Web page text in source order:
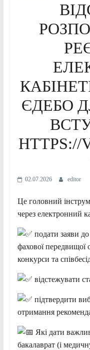
ЄДЕБО
HTTPS://
02.07.2026 editor
Це головний
через електронний
подати заяви до
фахової передвищої
конкурси та
відстежувати
підтвердити
отримання
Які дати
бакалаврат (і